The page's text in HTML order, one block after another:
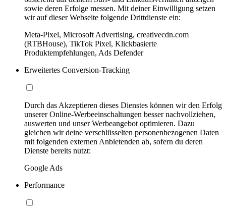
sowie deren Erfolge messen. Mit deiner Einwilligung setzen
wir auf dieser Webseite folgende Drittdienste ein:
Meta-Pixel, Microsoft Advertising, creativecdn.com
(RTBHouse), TikTok Pixel, Klickbasierte
Produktempfehlungen, Ads Defender
Erweitertes Conversion-Tracking
Durch das Akzeptieren dieses Dienstes können wir den Erfolg
unserer Online-Werbeeinschaltungen besser nachvollziehen,
auswerten und unser Werbeangebot optimieren. Dazu
gleichen wir deine verschlüsselten personenbezogenen Daten
mit folgenden externen Anbietenden ab, sofern du deren
Dienste bereits nutzt:
Google Ads
Performance